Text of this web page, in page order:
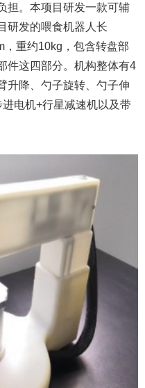
担。本项目研发一款可辅
研发的喂食机器人长
，重约10kg，包含转盘部
件这四部分。机构整体有4
升降、勺子旋转、勺子伸
电机+行星减速机以及带